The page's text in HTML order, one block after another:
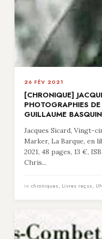
26 FÉV 2021
[CHRONIQUE]
PHOTOGRAPHIES
GUILLAUME BASQUIN
Jacques Sicard, Vingt-
Marker, La Barque, en
2021, 48 pages, 13 €,
Chris...
in chroniques, Livres reçus,